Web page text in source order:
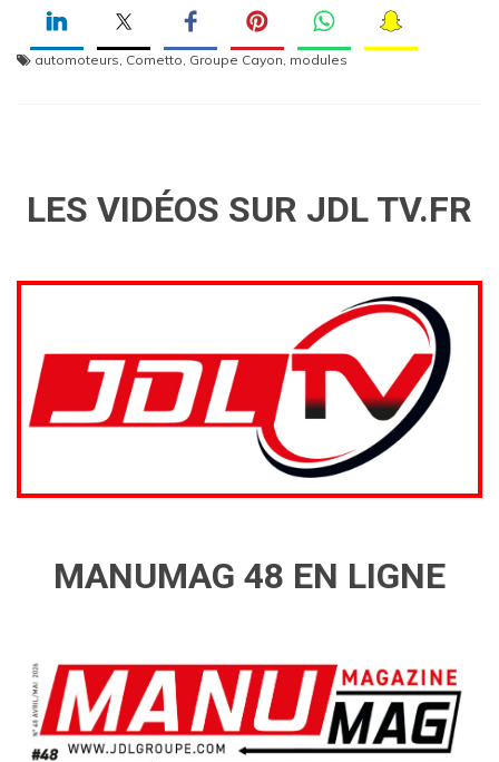
automoteurs Cometto Groupe Cayon modules
LES VIDÉOS SUR JDL TV.FR
MANUMAG 48 EN LIGNE